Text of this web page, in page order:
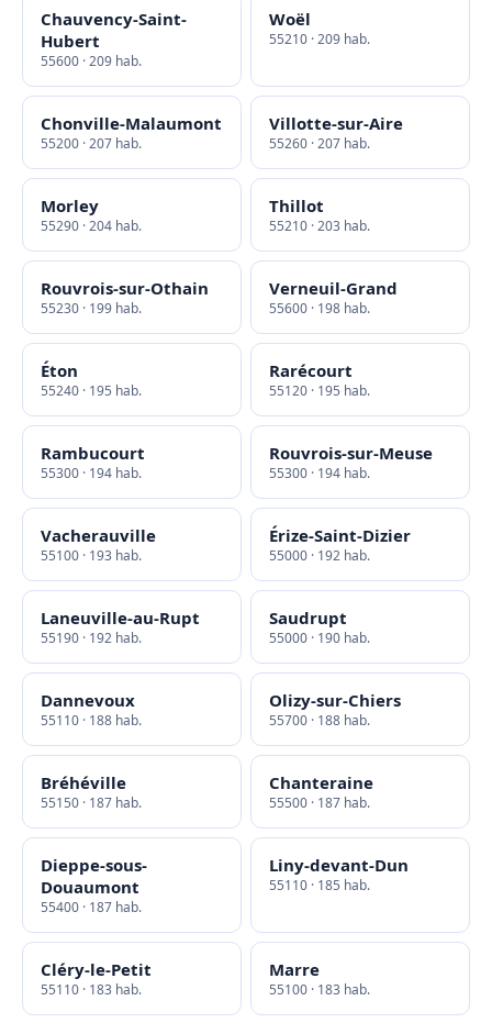
Chauvency-Saint-
Hubert
55600 · 209 hab.
Woël
55210 · 209 hab.
Chonville-Malaumont
55200 · 207 hab.
Villotte-sur-Aire
55260 · 207 hab.
Morley
55290 · 204 hab.
Thillot
55210 · 203 hab.
Rouvrois-sur-Othain
55230 · 199 hab.
Verneuil-Grand
55600 · 198 hab.
Éton
55240 · 195 hab.
Rarécourt
55120 · 195 hab.
Rambucourt
55300 · 194 hab.
Rouvrois-sur-Meuse
55300 · 194 hab.
Vacherauville
55100 · 193 hab.
Érize-Saint-Dizier
55000 · 192 hab.
Laneuville-au-Rupt
55190 · 192 hab.
Saudrupt
55000 · 190 hab.
Dannevoux
55110 · 188 hab.
Olizy-sur-Chiers
55700 · 188 hab.
Bréhéville
55150 · 187 hab.
Chanteraine
55500 · 187 hab.
Dieppe-sous-
Douaumont
55400 · 187 hab.
Liny-devant-Dun
55110 · 185 hab.
Cléry-le-Petit
55110 · 183 hab.
Marre
55100 · 183 hab.